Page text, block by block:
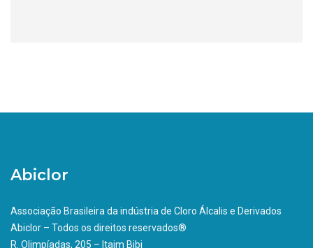
Abiclor
Associação Brasileira da indústria de Cloro Álcalis e Derivados
Abiclor – Todos os direitos reservados®
R. Olimpíadas, 205 – Itaim Bibi